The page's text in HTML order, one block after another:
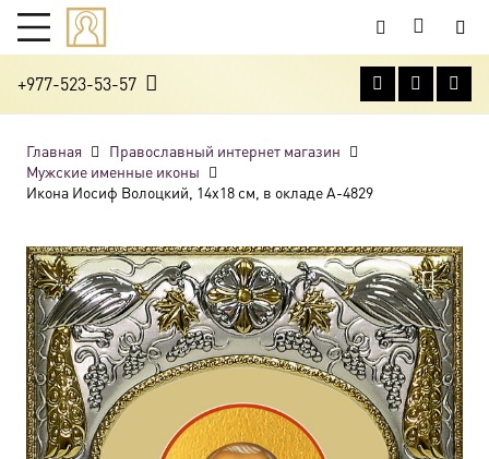
+977-523-53-57
Главная
Православный интернет магазин
Мужские именные иконы
Икона Иосиф Волоцкий, 14х18 см, в окладе A-4829